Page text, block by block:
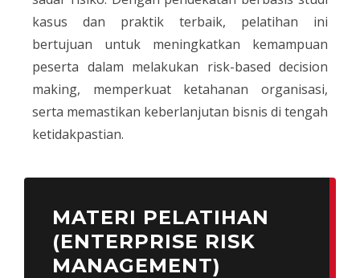
kasus dan praktik terbaik, pelatihan ini
bertujuan untuk meningkatkan kemampuan
peserta dalam melakukan risk-based decision
making, memperkuat ketahanan organisasi,
serta memastikan keberlanjutan bisnis di tengah
ketidakpastian.
MATERI PELATIHAN
(ENTERPRISE RISK
MANAGEMENT)